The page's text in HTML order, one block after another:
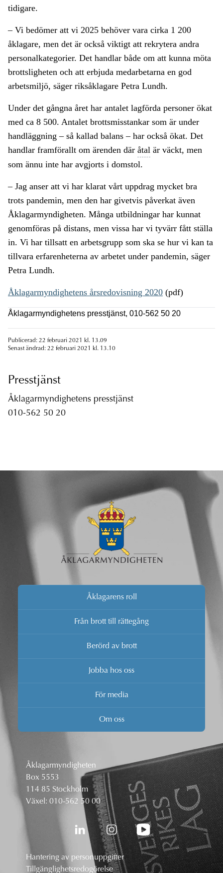
tidigare.
– Vi bedömer att vi 2025 behöver vara cirka 1 200
åklagare, men det är också viktigt att rekrytera andra
personalkategorier. Det handlar både om att kunna möta
brottsligheten och att erbjuda medarbetarna en god
arbetsmiljö, säger riksåklagare Petra Lundh.
Under det gångna året har antalet lagförda personer ökat
med ca 8 500. Antalet brottsmisstankar som är under
handläggning – så kallad balans – har också ökat. Det
handlar framförallt om ärenden där åtal är väckt, men
som ännu inte har avgjorts i domstol.
– Jag anser att vi har klarat vårt uppdrag mycket bra
trots pandemin, men den har givetvis påverkat även
Åklagarmyndigheten. Många utbildningar har kunnat
genomföras på distans, men vissa har vi tyvärr fått ställa
in. Vi har tillsatt en arbetsgrupp som ska se hur vi kan ta
tillvara erfarenheterna av arbetet under pandemin, säger
Petra Lundh.
Åklagarmyndighetens årsredovisning 2020 (pdf)
Åklagarmyndighetens presstjänst, 010-562 50 20
Publicerad: 22 februari 2021 kl. 13.09
Senast ändrad: 22 februari 2021 kl. 13.10
Presstjänst
Åklagarmyndighetens presstjänst
010-562 50 20
Åklagarens roll
Från brott till rättegång
Berörd av brott
Jobba hos oss
För media
Om oss
Åklagarmyndigheten
Box 5553
114 85 Stockholm
Växel: 010-562 50 00
Hantering av personuppgifter
Tillgänglighetsredogörelse